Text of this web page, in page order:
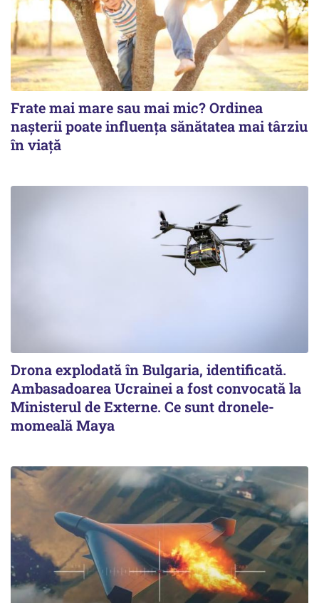
Frate mai mare sau mai mic? Ordinea
nașterii poate influența sănătatea mai târziu
în viață
Drona explodată în Bulgaria, identificată.
Ambasadoarea Ucrainei a fost convocată la
Ministerul de Externe. Ce sunt dronele-
momeală Maya